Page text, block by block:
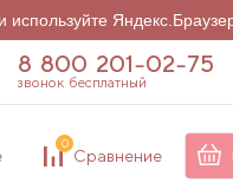
8 800 201-02-75
звонок бесплатный
Сравнение
0